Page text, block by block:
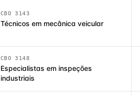
CBO 3143
Técnicos em mecânica veicular
CBO 3148
Especialistas em inspeções
industriais